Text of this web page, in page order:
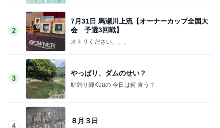
2
7月31日 馬瀬川上流【オーナーカップ全国大
会 予選3回戦】
オトリください、、、
3
やっぱり、ダムのせい？
鮎釣り師Kuuの 今日は何 食う？
4
８月３日